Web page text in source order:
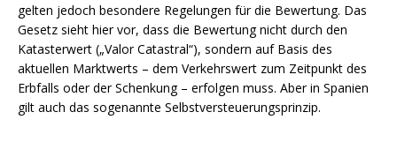
gelten jedoch besondere Regelungen für die Bewertung. Das
Gesetz sieht hier vor, dass die Bewertung nicht durch den
Katasterwert („Valor Catastral“), sondern auf Basis des
aktuellen Marktwerts – dem Verkehrswert zum Zeitpunkt des
Erbfalls oder der Schenkung – erfolgen muss. Aber in Spanien
gilt auch das sogenannte Selbstversteuerungsprinzip.